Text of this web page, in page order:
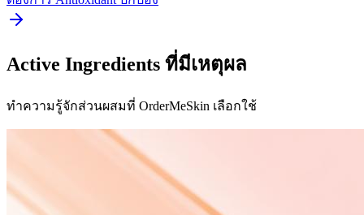
Active Ingredients ที่มีเหตุผล
ทำความรู้จักส่วนผสมที่ OrderMeSkin เลือกใช้